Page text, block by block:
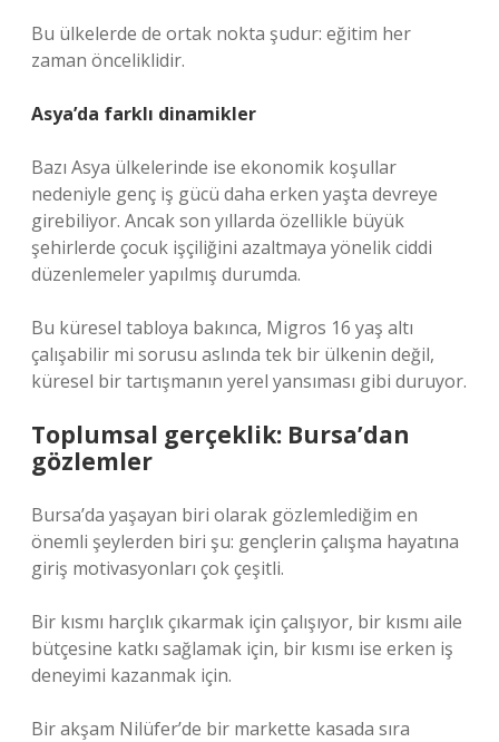
Bu ülkelerde de ortak nokta şudur: eğitim her
zaman önceliklidir.
Asya’da farklı dinamikler
Bazı Asya ülkelerinde ise ekonomik koşullar
nedeniyle genç iş gücü daha erken yaşta devreye
girebiliyor. Ancak son yıllarda özellikle büyük
şehirlerde çocuk işçiliğini azaltmaya yönelik ciddi
düzenlemeler yapılmış durumda.
Bu küresel tabloya bakınca, Migros 16 yaş altı
çalışabilir mi sorusu aslında tek bir ülkenin değil,
küresel bir tartışmanın yerel yansıması gibi duruyor.
Toplumsal gerçeklik: Bursa’dan
gözlemler
Bursa’da yaşayan biri olarak gözlemlediğim en
önemli şeylerden biri şu: gençlerin çalışma hayatına
giriş motivasyonları çok çeşitli.
Bir kısmı harçlık çıkarmak için çalışıyor, bir kısmı aile
bütçesine katkı sağlamak için, bir kısmı ise erken iş
deneyimi kazanmak için.
Bir akşam Nilüfer’de bir markette kasada sıra